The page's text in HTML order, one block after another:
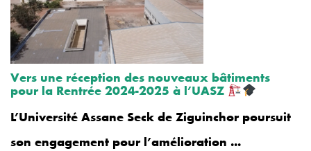
Vers une réception des nouveaux bâtiments
pour la Rentrée 2024-2025 à l’UASZ
L’Université Assane Seck de Ziguinchor poursuit
son engagement pour l’amélioration ...